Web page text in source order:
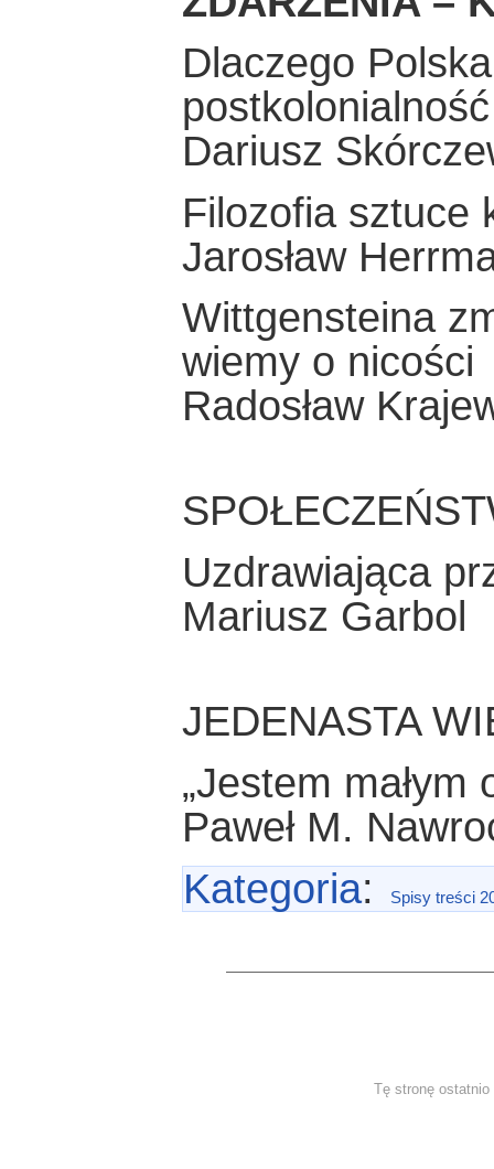
Dlaczego
postkolonialność
Dariusz
Filozofia sztuce
Jarosław
Wittgensteina
wiemy o nicości
Radosław
Uzdrawiająca
Mariusz Garbol
JEDENASTA
„Jestem małym
Paweł M.
Kategoria: Spisy treści
Tę stronę